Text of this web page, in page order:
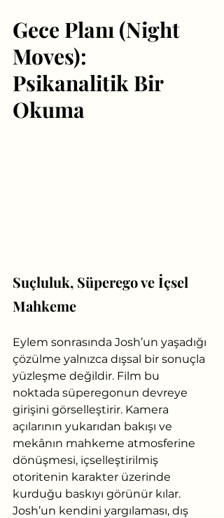
Gece Planı (Night
Moves):
Psikanalitik Bir
Okuma
Suçluluk, Süperego ve İçsel
Mahkeme
Eylem sonrasında Josh’un yaşadığı
çözülme yalnızca dışsal bir sonuçla
yüzleşme değildir. Film bu
noktada süperegonun devreye
girişini görselleştirir. Kamera
açılarının yukarıdan bakışı ve
mekânın mahkeme atmosferine
dönüşmesi, içselleştirilmiş
otoritenin karakter üzerinde
kurduğu baskıyı görünür kılar.
Josh’un kendini yargılaması, dış